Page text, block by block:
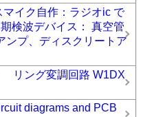
イク自作：ラジオic で
検波デバイス： 真空管
ンプ、ディスクリートア
リング変調回路 W1DX
diagrams and PCB